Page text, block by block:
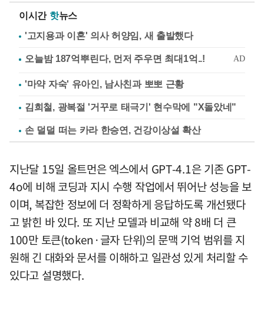
이시간 핫뉴스
'고지용과 이혼' 의사 허양임, 새 출발했다
'마약 자숙' 유아인, 남사친과 뽀뽀 근황
김희철, 광복절 '거꾸로 태극기' 현수막에 "X돌았네"
손 덜덜 떠는 카라 한승연, 건강이상설 확산
지난달 15일 올트먼은 엑스에서 GPT-4.1은 기존 GPT-
4o에 비해 코딩과 지시 수행 작업에서 뛰어난 성능을 보
이며, 복잡한 정보에 더 정확하게 응답하도록 개선됐다
고 밝힌 바 있다. 또 지난 모델과 비교해 약 8배 더 큰
100만 토큰(token·글자 단위)의 문맥 기억 범위를 지
원해 긴 대화와 문서를 이해하고 일관성 있게 처리할 수
있다고 설명했다.